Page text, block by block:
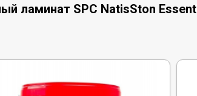
ламинат SPC NatisSton